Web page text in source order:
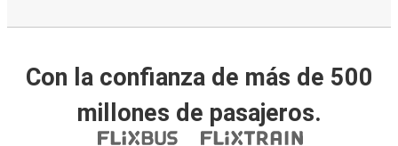
Con la confianza de más de 500
millones de pasajeros.